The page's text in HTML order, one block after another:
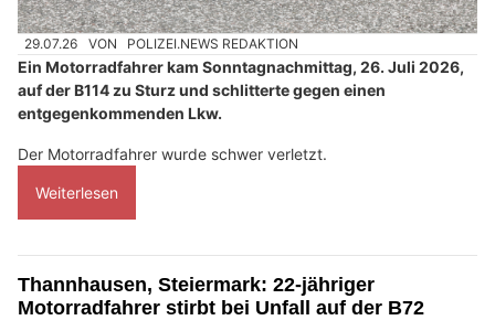
29.07.26 VON POLIZEI.NEWS REDAKTION
Ein Motorradfahrer kam Sonntagnachmittag, 26. Juli 2026,
auf der B114 zu Sturz und schlitterte gegen einen
entgegenkommenden Lkw.
Der Motorradfahrer wurde schwer verletzt.
Weiterlesen
Thannhausen, Steiermark: 22-jähriger
Motorradfahrer stirbt bei Unfall auf der B72